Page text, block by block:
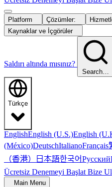
Platform Çözümler:
Kaynaklar ve İçgörüler
Saldırı altında mısınız?
Search…
Türkçe
EnglishEnglish (U.S.)English
(México)DeutschItalianoFrançais
（香港） 日本語한국어Русский
Ücretsiz Denemeyi Başlat Bize
Main Menu